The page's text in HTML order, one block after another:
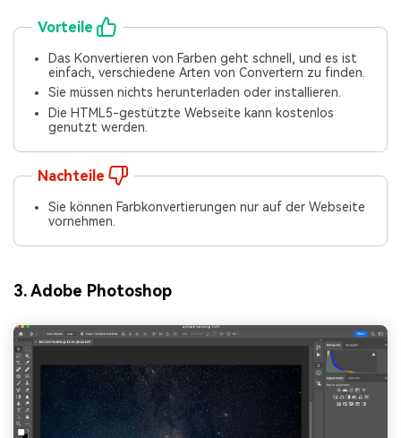
Vorteile
Das Konvertieren von Farben geht schnell, und es ist
einfach, verschiedene Arten von Convertern zu finden.
Sie müssen nichts herunterladen oder installieren.
Die HTML5-gestützte Webseite kann kostenlos
genutzt werden.
Nachteile
Sie können Farbkonvertierungen nur auf der Webseite
vornehmen.
3. Adobe Photoshop